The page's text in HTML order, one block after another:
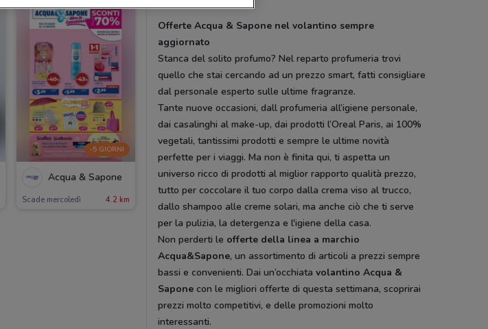
-5 GIORNI
Acqua & Sapone
Scade mercoledì 4.2 km
Offerte Acqua & Sapone nel volantino sempre
aggiornato
Stanca del solito profumo? Nel reparto profumeria trovi
quello che stai cercando ad un prezzo smart, fatti consigliare
dal personale esperto sulle ultime fragranze.
Tante nuove occasioni, dall profumeria all’igiene personale,
dai casalinghi al make-up, dai prodotti l’Oreal Paris, ai 100%
vegetali, tantissimi prodotti e sempre le ultime novità
perfette per i viaggi. Ma non è finita qui, ti aspetta un
universo ricco di prodotti al miglior rapporto qualità prezzo,
tutto per coccolare il tuo corpo dalla crema viso al trucco,
dallo shampoo alle creme solari, ma anche ciò che ti serve
per la pulizia, la detergenza e l'igiene della casa.
Non perderti le offerte della linea a marchio
Acqua&Sapone, un assortimento di articoli a prezzi sempre
bassi e convenienti. Dai un’occhiatavolantino Acqua &
Sapone con le migliori offerte di questa settimana, scoprirai
prezzi molto competitivi, e delle promozioni molto
interessanti.